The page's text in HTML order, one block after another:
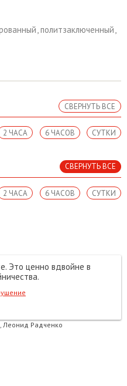
,политзаключенный,
СВЕРНУТЬ ВСЕ
СУТКИ
6 ЧАСОВ
2 ЧАСА
СВЕРНУТЬ ВСЕ
СУТКИ
6 ЧАСОВ
2 ЧАСА
Это ценно вдвойне в
Леонид Радченко